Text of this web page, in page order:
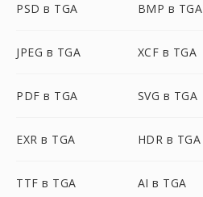
PSD в TGA BMP в TGA
JPEG в TGA XCF в TGA
PDF в TGA SVG в TGA
EXR в TGA HDR в TGA
TTF в TGA AI в TGA